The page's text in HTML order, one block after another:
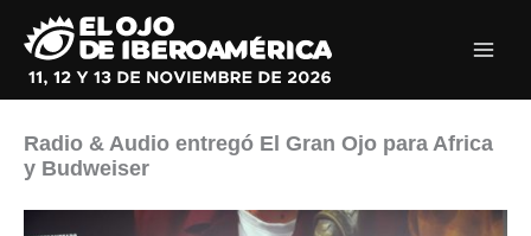
contenido
Radio & Audio entregó El Gran Ojo para Africa
y Budweiser